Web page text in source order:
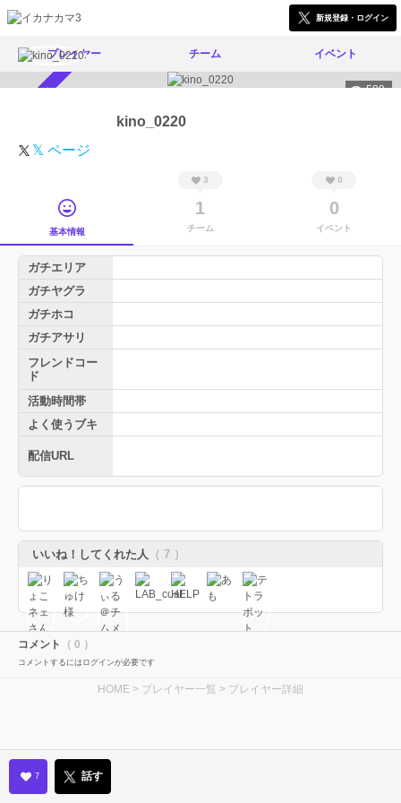
新規登録・ログイン
プレイヤー チーム イベント
589
kino_0220
𝕏 ページ
基本情報
3
1
チーム
0
0
イベント
ガチエリア
ガチヤグラ
ガチホコ
ガチアサリ
フレンドコー
ド
活動時間帯
よく使うブキ
配信URL
いいね！してくれた人 （ 7 ）
コメント （ 0 ）
コメントするにはログインが必要です
HOME > プレイヤー一覧 > プレイヤー詳細
7 話す